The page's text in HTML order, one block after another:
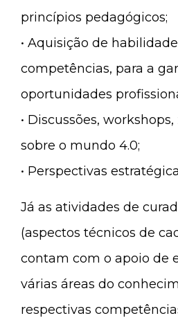
princípios pedagógicos;
• Aquisição de
competências, para a
oportunidades
• Discussões, workshops,
sobre o mundo 4.0;
• Perspectivas
Já as atividades de
(aspectos técnicos de
contam com o apoio de
várias áreas do
respectivas